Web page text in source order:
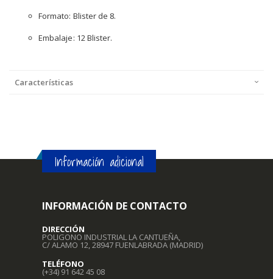
Formato: Blister de 8.
Embalaje: 12 Blister.
Características
Información adicional
INFORMACIÓN DE CONTACTO
DIRECCIÓN
POLIGONO INDUSTRIAL LA CANTUEÑA,
C/ ALAMO 12, 28947 FUENLABRADA (MADRID)
TELÉFONO
(+34) 91 642 45 08